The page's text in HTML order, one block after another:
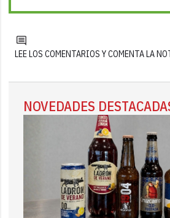
LEE LOS COMENTARIOS Y COMENTA LA
NOVEDADES